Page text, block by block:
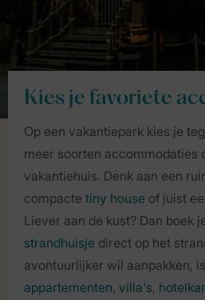
Kies je favoriete
Op een vakantiepark kies je
meer soorten accommodaties
vakantiehuis. Denk aan een
compacte tiny house of juist
Liever aan de kust? Dan boek
strandhuisje direct op het
avontuurlijker wil aanpakken,
appartementen, villa's,